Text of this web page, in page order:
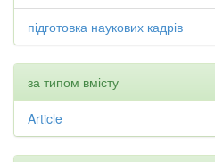
підготовка наукових кадрів
за типом вмісту
Article